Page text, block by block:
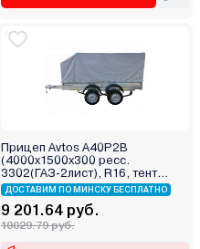
Прицеп Avtos A40P2B
(4000х1500х300 ресс.
3302(ГАЗ-2лист), R16, тент
1200мм Аэро 2ос)
ДОСТАВИМ ПО МИНСКУ БЕСПЛАТНО
9 201.64 руб.
10029.79 руб.